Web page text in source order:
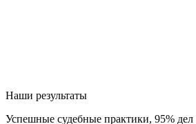
Наши результаты
Успешные судебные практики, 95% дел